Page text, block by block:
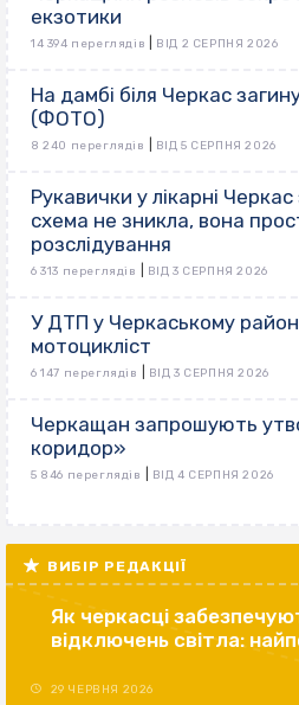
екзотики
14 394 переглядів ВІД 2 СЕРПНЯ 2026
На дамбі біля Черкас
(ФОТО)
8 240 переглядів ВІД 5 СЕРПНЯ 2026
Рукавички у лікарні
схема не зникла, вона
розслідування
6 313 переглядів ВІД 3 СЕРПНЯ 2026
У ДТП у Черкаському
мотоцикліст
6 147 переглядів ВІД 3 СЕРПНЯ 2026
Черкащан запрошують
коридор»
5 846 переглядів ВІД 4 СЕРПНЯ 2026
ВИБІР РЕДАКЦІЇ
Як черкасці
відключень світла:
29 ЧЕРВНЯ 2026